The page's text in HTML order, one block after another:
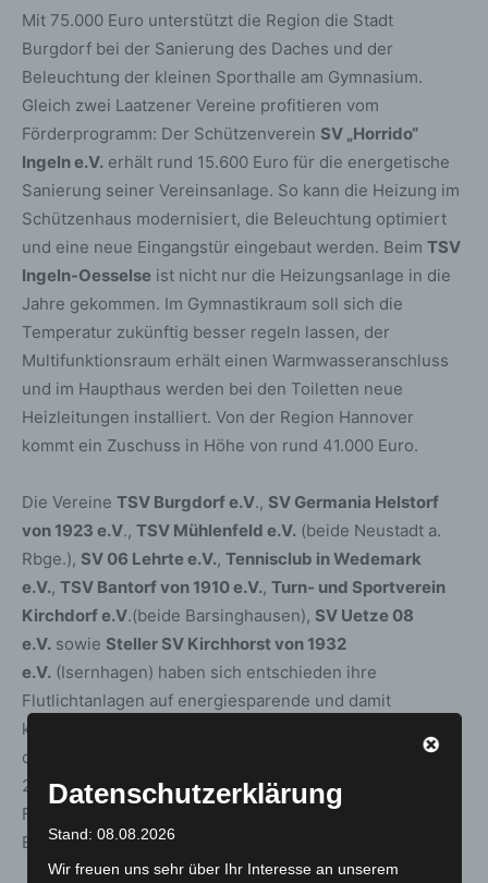
Mit 75.000 Euro unterstützt die Region die Stadt
Burgdorf bei der Sanierung des Daches und der
Beleuchtung der kleinen Sporthalle am Gymnasium.
Gleich zwei Laatzener Vereine profitieren vom
Förderprogramm: Der Schützenverein SV „Horrido“
Ingeln e.V. erhält rund 15.600 Euro für die energetische
Sanierung seiner Vereinsanlage. So kann die Heizung im
Schützenhaus modernisiert, die Beleuchtung optimiert
und eine neue Eingangstür eingebaut werden. Beim TSV
Ingeln-Oesselse ist nicht nur die Heizungsanlage in die
Jahre gekommen. Im Gymnastikraum soll sich die
Temperatur zukünftig besser regeln lassen, der
Multifunktionsraum erhält einen Warmwasseranschluss
und im Haupthaus werden bei den Toiletten neue
Heizleitungen installiert. Von der Region Hannover
kommt ein Zuschuss in Höhe von rund 41.000 Euro.
Die Vereine TSV Burgdorf e.V., SV Germania Helstorf
von 1923 e.V., TSV Mühlenfeld e.V. (beide Neustadt a.
Rbge.), SV 06 Lehrte e.V., Tennisclub in Wedemark
e.V., TSV Bantorf von 1910 e.V., Turn- und Sportverein
Kirchdorf e.V.(beide Barsinghausen), SV Uetze 08
e.V. sowie Steller SV Kirchhorst von 1932
e.V. (Isernhagen) haben sich entschieden ihre
Flutlichtanlagen auf energiesparende und damit
klimafreundlichere LED-Technik umzurüsten. Durch
diese Maßnahmen werden insgesamt pro Jahr etwa
20.400 Kilogramm CO2 eingespart. Gewährte
Fördersumme durch die Region Hannover: ca. 200.000
Euro.
Datenschutzerklärung
Stand: 08.08.2026
Wir freuen uns sehr über Ihr Interesse an unserem